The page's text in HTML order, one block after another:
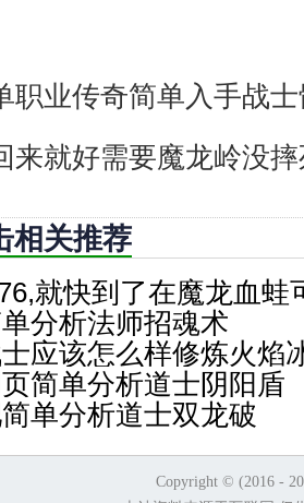
职业传奇简单入手战
来就好需要魔龙岭没
相关推荐
就快到了在魔龙血蛙
分析法师招魂术
应该怎么样修炼火焰
简单分析道士阴阳盾
单分析道士双龙破
Copyright © (2016 -